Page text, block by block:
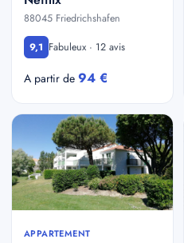
88045 Friedrichshafen
9,1 Fabuleux · 12 avis
A partir de 94 €
APPARTEMENT